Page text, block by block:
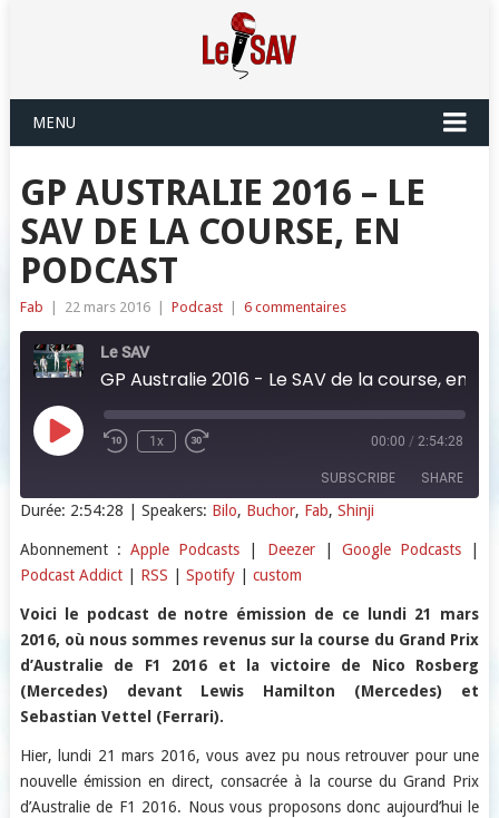
MENU
GP AUSTRALIE 2016 – LE
SAV DE LA COURSE, EN
PODCAST
Fab 22 mars 2016 Podcast 6 commentaires
Le SAV
Play
Episode
1x 00:00 / 2:54:28
SUBSCRIBE SHARE
Apple Podcasts Deezer
Google Podcasts Podcast Addict
RSS Spotify
custom
RSS FEED
SHARE
EMBED
Durée: 2:54:28 | Speakers: Bilo, Buchor, Fab, Shinji
Abonnement : Apple Podcasts Deezer|Google Podcasts
Podcast Addict| RSS Spotify| custom
Voici le podcast de notre émission de ce lundi 21 mars
2016, où nous sommes revenus sur la course du Grand Prix
d’Australie de F1 2016 et la victoire de Nico Rosberg
(Mercedes) devant Lewis Hamilton (Mercedes) et
Sebastian Vettel (Ferrari).
Hier, lundi 21 mars 2016, vous avez pu nous retrouver pour une
nouvelle émission en direct, consacrée à la course du Grand Prix
d’Australie de F1 2016. Nous vous proposons donc aujourd’hui le